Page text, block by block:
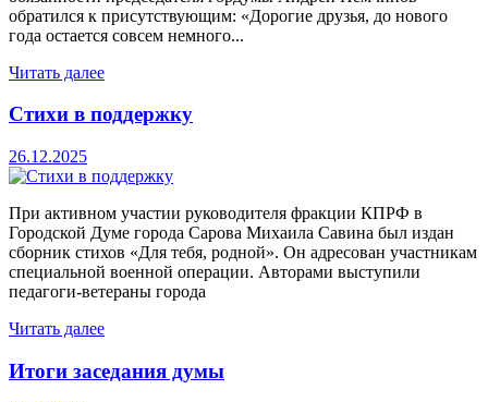
обратился к присутствующим: «Дорогие друзья, до нового
года остается совсем немного...
Читать далее
Стихи в поддержку
26.12.2025
При активном участии руководителя фракции КПРФ в
Городской Думе города Сарова Михаила Савина был издан
сборник стихов «Для тебя, родной». Он адресован участникам
специальной военной операции. Авторами выступили
педагоги-ветераны города
Читать далее
Итоги заседания думы